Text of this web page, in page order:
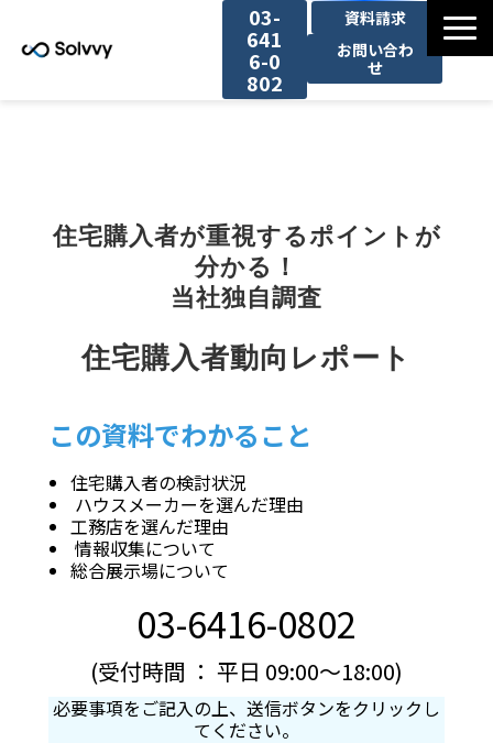
03-
641
6-0
802
資料請求
お問い合わ
せ
住宅購入者が重視するポイントが
分かる！
当社独自調査
住宅購入者動向レポート
この資料でわかること
住宅購入者の検討状況
ハウスメーカーを選んだ理由
工務店を選んだ理由
情報収集について
総合展示場について
03-6416-0802
(受付時間 ： 平日 09:00～18:00)
必要事項をご記入の上、送信ボタンをクリックし
てください。